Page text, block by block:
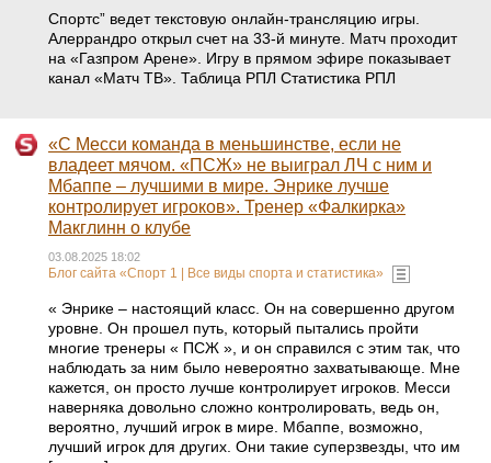
Спортс” ведет текстовую онлайн-трансляцию игры.
Алеррандро открыл счет на 33-й минуте. Матч проходит
на «Газпром Арене». Игру в прямом эфире показывает
канал «Матч ТВ». Таблица РПЛ Статистика РПЛ
«С Месси команда в меньшинстве, если не
владеет мячом. «ПСЖ» не выиграл ЛЧ с ним и
Мбаппе – лучшими в мире. Энрике лучше
контролирует игроков». Тренер «Фалкирка»
Макглинн о клубе
03.08.2025 18:02
Блог сайта «Спорт 1 | Все виды спорта и статистика»
« Энрике – настоящий класс. Он на совершенно другом
уровне. Он прошел путь, который пытались пройти
многие тренеры « ПСЖ », и он справился с этим так, что
наблюдать за ним было невероятно захватывающе. Мне
кажется, он просто лучше контролирует игроков. Месси
наверняка довольно сложно контролировать, ведь он,
вероятно, лучший игрок в мире. Мбаппе, возможно,
лучший игрок для других. Они такие суперзвезды, что им